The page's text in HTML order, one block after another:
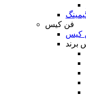
فن کیس
کیس
برند